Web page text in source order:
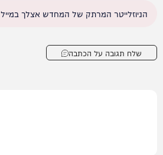
הניוזלייטר המרתק של המחדש אצלך במייל
שלח תגובה על הכתבה